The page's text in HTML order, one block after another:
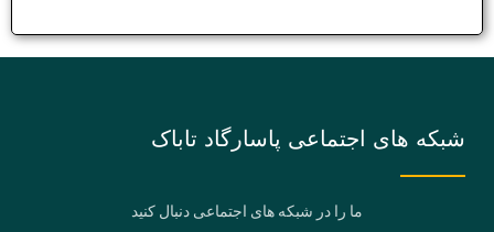
شبکه های اجتماعی پاسارگاد تاباک
ما را در شبکه های اجتماعی دنبال کنید